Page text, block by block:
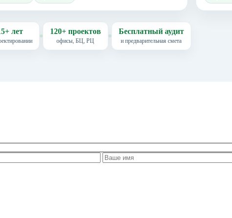
лет 120+ проектов
офисы, БЦ, РЦ
Бесплатный аудит
и предварительная смета